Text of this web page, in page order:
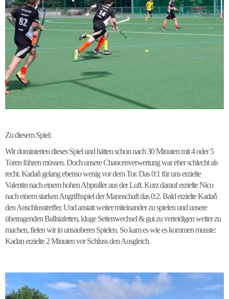
Zu diesem Spiel:
Wir dominierten dieses Spiel und hätten schon nach 30 Minuten mit 4 oder 5
Toren führen müssen. Doch unsere Chancenverwertung war eher schlecht als
recht. Kadaň gelang ebenso wenig vor dem Tor. Das 0:1 für uns erzielte
Valentin nach einem hohen Abpraller aus der Luft. Kurz darauf erzielte Nico
nach einem starken Angriffsspiel der Mannschaft das 0:2. Bald erzielte Kadaň
den Anschlusstreffer. Und anstatt weiter miteinander zu spielen und unsere
überragenden Ballstafetten, kluge Seitenwechsel & gut zu verteidigen weiter zu
machen, fielen wir in unsauberes Spielen. So kam es wie es kommen musste:
Kadan erzielte 2 Minuten vor Schluss den Ausgleich.